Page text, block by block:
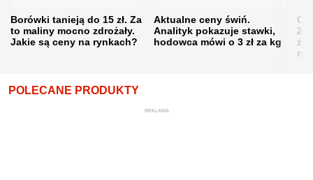
Borówki tanieją do 15 zł. Za
to maliny mocno zdrożały.
Jakie są ceny na rynkach?
Aktualne ceny świń.
Analityk pokazuje stawki,
hodowca mówi o 3 zł za kg
POLECANE PRODUKTY
REKLAMA